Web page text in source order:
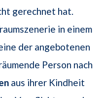
gerechnet hat.
in einem
der angebotenen
Person nach
aus ihrer Kindheit